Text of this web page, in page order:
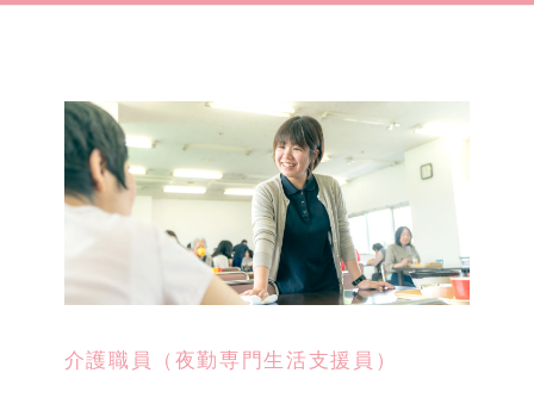
介護職員（夜勤専門生活支援員）